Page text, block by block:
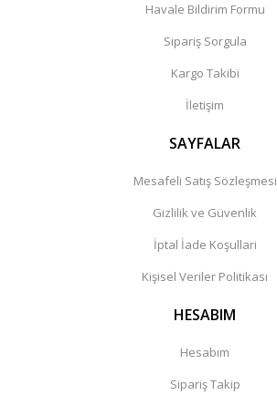
Havale Bildirim Formu
Sipariş Sorgula
Kargo Takibi
İletişim
SAYFALAR
Mesafeli Satış Sözleşmesi
Gizlilik ve Güvenlik
İptal İade Koşullari
Kişisel Veriler Politikası
HESABIM
Hesabım
Sipariş Takip